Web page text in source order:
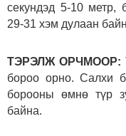
секундэд 5-10 метр,
29-31 хэм дулаан
ТЭРЭЛЖ ОРЧМООР:
бороо орно. Салхи
борооны өмнө түр
байна.